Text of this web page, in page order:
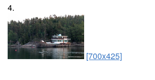
4.
[700x425]